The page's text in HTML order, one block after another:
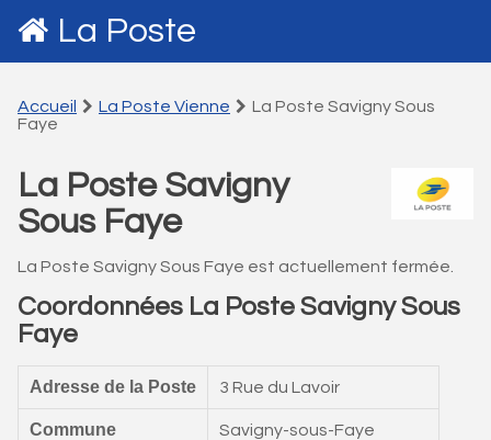
La Poste
Accueil La Poste Vienne
La Poste Savigny Sous
Faye
La Poste Savigny
Sous Faye
La Poste Savigny Sous Faye est actuellement fermée.
Coordonnées La Poste Savigny Sous
Faye
Adresse de la Poste 3 Rue du Lavoir
Commune Savigny-sous-Faye